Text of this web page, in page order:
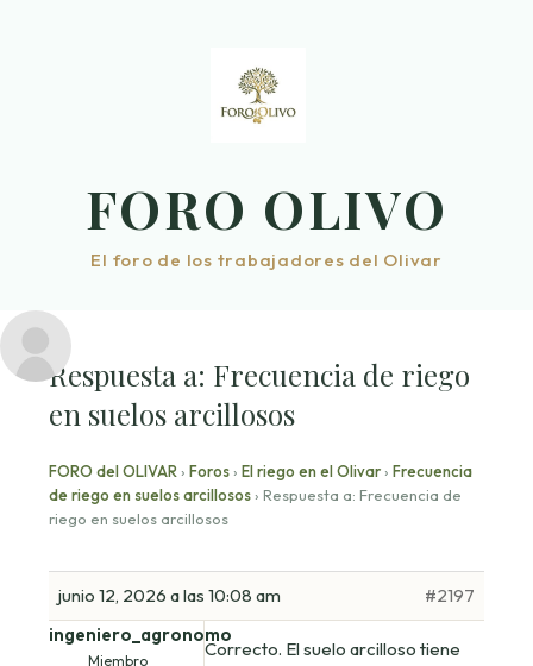
FORO OLIVO
El foro de los trabajadores del Olivar
Respuesta a: Frecuencia de riego
en suelos arcillosos
FORO del OLIVAR › Foros › El riego en el Olivar › Frecuencia
de riego en suelos arcillosos › Respuesta a: Frecuencia de
riego en suelos arcillosos
junio 12, 2026 a las 10:08 am
#2197
ingeniero_agronomo
Miembro
Correcto. El suelo arcilloso tiene